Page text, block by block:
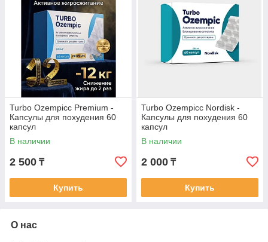
Turbo Ozempicс Premium -
Капсулы для похудения 60
капсул
В наличии
2 500 ₸
Купить
Turbo Ozempicc Nordisk -
Капсулы для похудения 60
капсул
В наличии
2 000 ₸
Купить
О нас